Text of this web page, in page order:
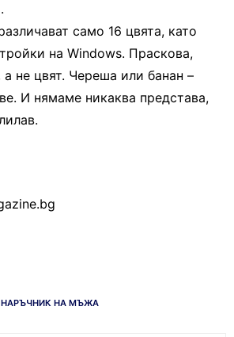
само 16 цвята, като
на Windows. Праскова,
не цвят. Череша или банан –
И нямаме никаква представа,
НАРЪЧНИК НА МЪЖА